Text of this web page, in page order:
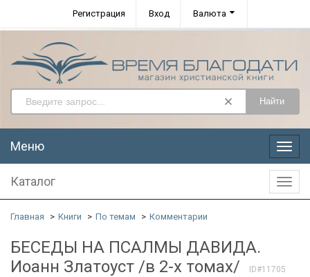
Регистрация Вход Валюта
Найти
Меню
Меню
Каталог
Главная Книги По темам Комментарии
БЕСЕДЫ НА ПСАЛМЫ ДАВИДА.
Иоанн Златоуст /в 2-х томах/
ID#11705